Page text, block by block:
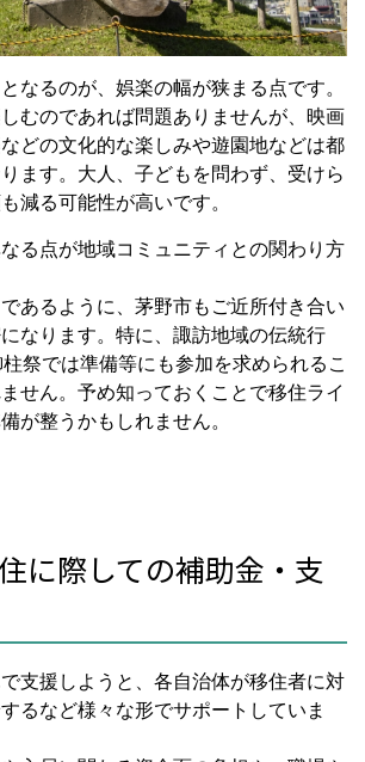
なるのが、娯楽の幅が狭まる点です。
むのであれば問題ありませんが、映画
どの文化的な楽しみや遊園地などは都
ます。大人、子どもを問わず、受けら
減る可能性が高いです。
る点が地域コミュニティとの関わり方
あるように、茅野市もご近所付き合い
なります。特に、諏訪地域の伝統行
祭では準備等にも参加を求められるこ
せん。予め知っておくことで移住ライ
が整うかもしれません。
に際しての補助金・支
支援しようと、各自治体が移住者に対
るなど様々な形でサポートしていま